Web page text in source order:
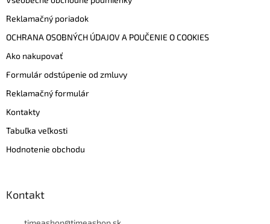
Reklamačný poriadok
OCHRANA OSOBNÝCH ÚDAJOV A POUČENIE O COOKIES
Ako nakupovať
Formulár odstúpenie od zmluvy
Reklamačný formulár
Kontakty
Tabuľka veľkosti
Hodnotenie obchodu
Kontakt